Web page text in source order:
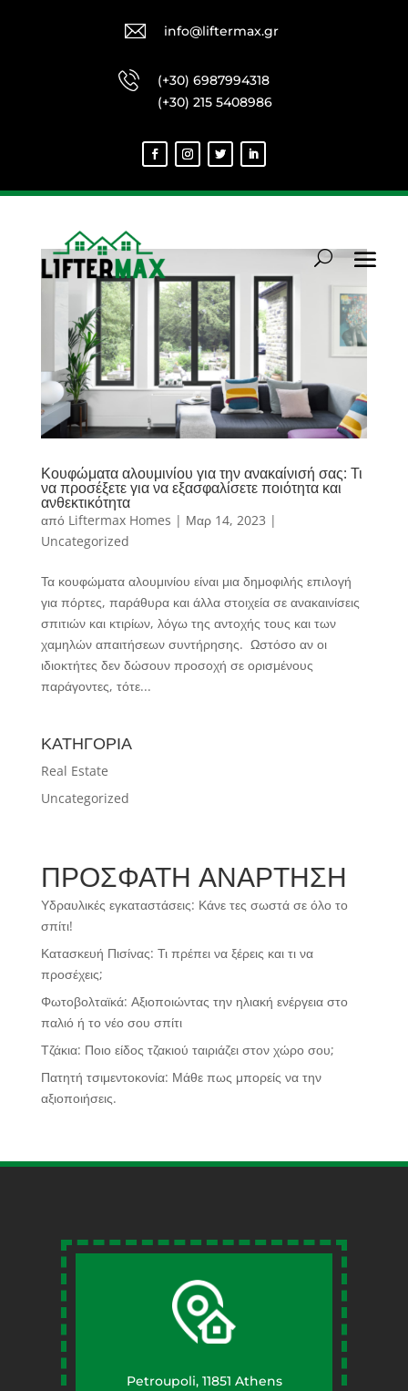
info@liftermax.gr
(+30) 6987994318
(+30) 215 5408986
Κουφώματα αλουμινίου για την ανακαίνισή σας: Τι
να προσέξετε για να εξασφαλίσετε ποιότητα και
ανθεκτικότητα
από Liftermax Homes | Μαρ 14, 2023 |
Uncategorized
Τα κουφώματα αλουμινίου είναι μια δημοφιλής επιλογή
για πόρτες, παράθυρα και άλλα στοιχεία σε ανακαινίσεις
σπιτιών και κτιρίων, λόγω της αντοχής τους και των
χαμηλών απαιτήσεων συντήρησης. Ωστόσο αν οι
ιδιοκτήτες δεν δώσουν προσοχή σε ορισμένους
παράγοντες, τότε...
ΚΑΤΗΓΟΡΙΑ
Real Estate
Uncategorized
ΠΡΟΣΦΑΤΗ ΑΝΑΡΤΗΣΗ
Υδραυλικές εγκαταστάσεις: Κάνε τες σωστά σε όλο το
σπίτι!
Κατασκευή Πισίνας: Τι πρέπει να ξέρεις και τι να
προσέχεις;
Φωτοβολταϊκά: Αξιοποιώντας την ηλιακή ενέργεια στο
παλιό ή το νέο σου σπίτι
Τζάκια: Ποιο είδος τζακιού ταιριάζει στον χώρο σου;
Πατητή τσιμεντοκονία: Μάθε πως μπορείς να την
αξιοποιήσεις.
Petroupoli, 11851 Athens